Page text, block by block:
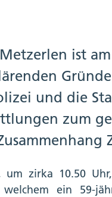
ist
und die
zum
um zirka 10.50
ein 59-